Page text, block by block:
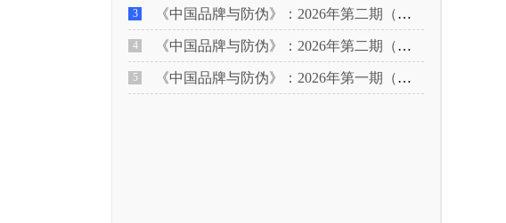
3 《中国品牌与防伪》：2026年第二期（下）
4 《中国品牌与防伪》：2026年第二期（上）
5 《中国品牌与防伪》：2026年第一期（下）